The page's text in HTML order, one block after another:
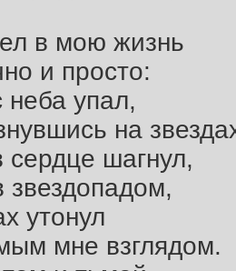
в мою жизнь
и просто:
неба упал,
на
сердце шагнул,
утонул
мне взглядом.